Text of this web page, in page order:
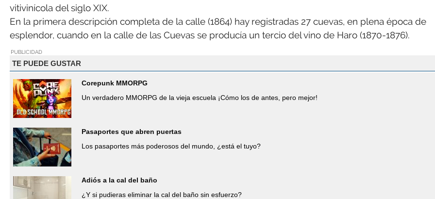
vitivinícola del siglo XIX.
En la primera descripción completa de la calle (1864) hay registradas 27 cuevas, en plena época de
esplendor, cuando en la calle de las Cuevas se producía un tercio del vino de Haro (1870-1876).
PUBLICIDAD
TE PUEDE GUSTAR
Corepunk MMORPG
Un verdadero MMORPG de la vieja escuela ¡Cómo los de antes, pero mejor!
Pasaportes que abren puertas
Los pasaportes más poderosos del mundo, ¿está el tuyo?
Adiós a la cal del baño
¿Y si pudieras eliminar la cal del baño sin esfuerzo?